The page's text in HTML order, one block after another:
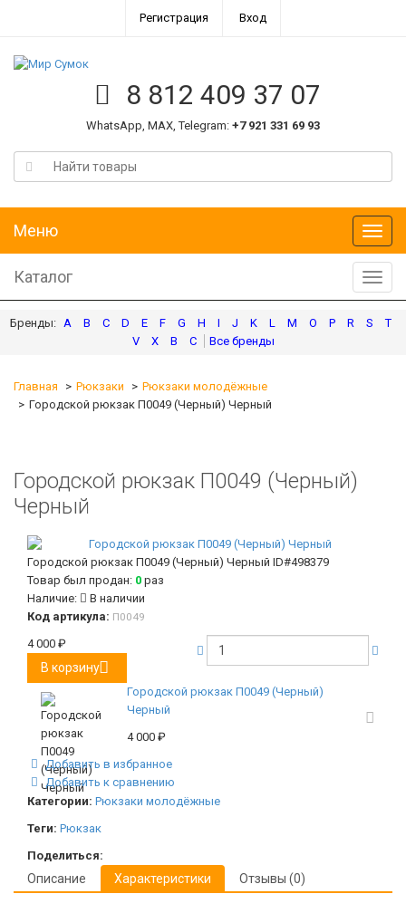
Регистрация Вход
8 812 409 37 07
WhatsApp, MAX, Telegram: +7 921 331 69 93
Меню
Меню
Каталог
A B C D E F G H I J K L M O P R S
T
V
X В С
Главная Рюкзаки
Рюкзаки молодёжные
Городской рюкзак П0049 (Черный) Черный
Городской рюкзак П0049 (Черный)
Черный
Городской рюкзак П0049 (Черный) Черный ID#498379
Товар был продан: 0 раз
Наличие:
В наличии
Код артикула: П0049
4 000 ₽
В корзину
Городской рюкзак П0049 (Черный)
Черный
4 000 ₽
Добавить в избранное
Добавить к сравнению
Категории: Рюкзаки молодёжные
Теги: Рюкзак
Поделиться:
Описание Характеристики Отзывы (0)